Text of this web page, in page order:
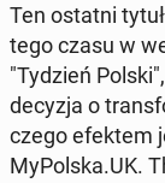
Ten ostatni
tego czasu w
"Tydzień
decyzja o
czego efektem
My­Pol­ska.UK.